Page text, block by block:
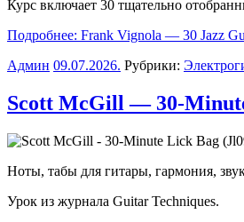
Курс включает 30 тщательно
Подробнее: Frank Vignola — 30 Jazz
Админ 09.07.2026. Рубрики:
Scott McGill — 30-
Ноты, табы для гитары, гармония,
Урок из журнала Guitar Techniques.